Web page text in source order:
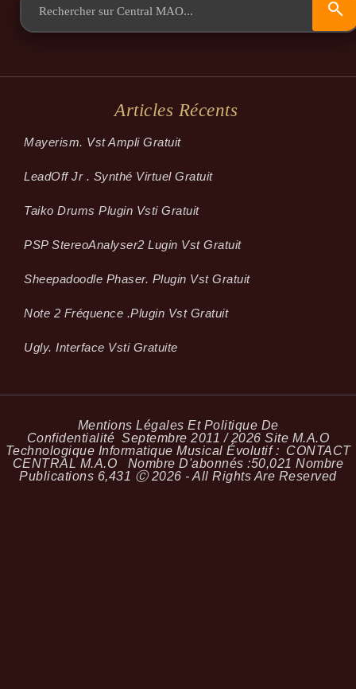
Articles Récents
Mayerism. Vst Ampli Gratuit
LeadOff Jr . Synthé Virtuel Gratuit
Taiko Drums Plugin Vsti Gratuit
PSP StereoAnalyser2 Lugin Vst Gratuit
Sheepadoodle Phaser. Plugin Vst Gratuit
Note 2 Fréquence .plugin Vst Gratuit
Ugly. Interface Vsti Gratuite
Mentions Légales Et Politique De
Confidentialité Septembre 2011 / 2026 Site M.A.O
Technologique Informatique Musical Évolutif : CONTACT
CENTRAL M.A.O Nombre D'abonnés :50,021 Nombre
Publications 6,431 Ⓒ 2026 - All Rights Are Reserved